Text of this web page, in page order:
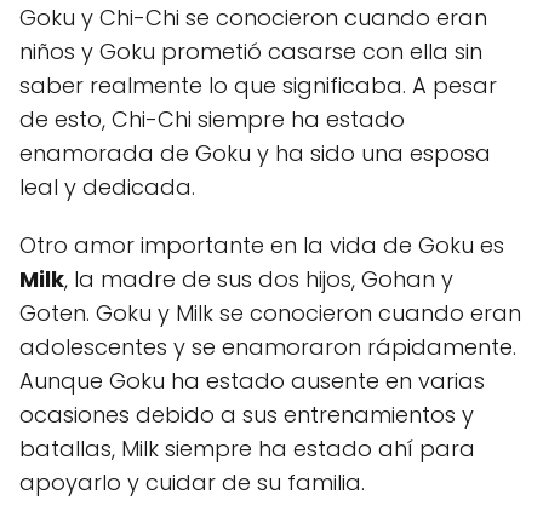
Goku y Chi-Chi se conocieron cuando eran
niños y Goku prometió casarse con ella sin
saber realmente lo que significaba. A pesar
de esto, Chi-Chi siempre ha estado
enamorada de Goku y ha sido una esposa
leal y dedicada.
Otro amor importante en la vida de Goku es
Milk, la madre de sus dos hijos, Gohan y
Goten. Goku y Milk se conocieron cuando eran
adolescentes y se enamoraron rápidamente.
Aunque Goku ha estado ausente en varias
ocasiones debido a sus entrenamientos y
batallas, Milk siempre ha estado ahí para
apoyarlo y cuidar de su familia.